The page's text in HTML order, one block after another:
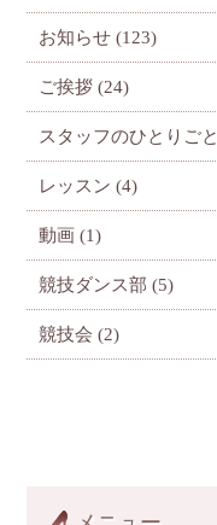
お知らせ (123)
ご挨拶 (24)
スタッフのひとりごと
レッスン (4)
動画 (1)
競技ダンス部 (5)
競技会 (2)